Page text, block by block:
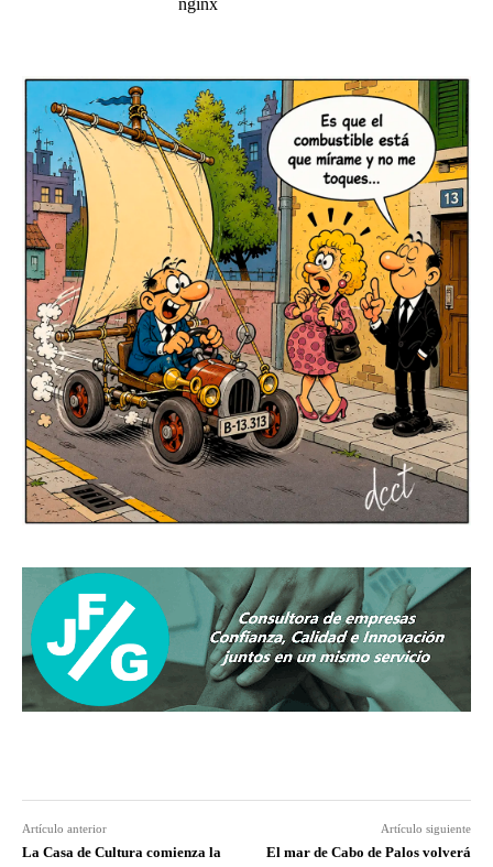
Artículo anterior
La Casa de Cultura comienza la
Artículo siguiente
El mar de Cabo de Palos volverá